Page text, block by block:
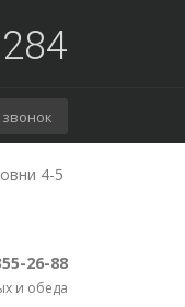
4-5
26-88
и обеда